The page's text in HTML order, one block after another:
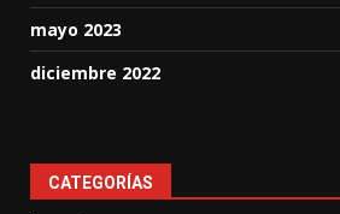
mayo 2023
diciembre 2022
CATEGORÍAS